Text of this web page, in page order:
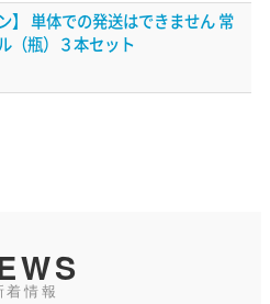
】 単体での発送はできません 常
（瓶）３本セット